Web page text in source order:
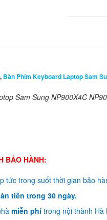
Bàn Phím Keyboard Laptop Sam
Sam Sung NP900X4C
BẢO HÀNH:
tức trong suốt thời gian bảo
tiền trong 30 ngày.
miễn phí trong nội thành Hà